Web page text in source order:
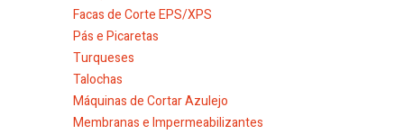
Facas de Corte EPS/XPS
Pás e Picaretas
Turqueses
Talochas
Máquinas de Cortar Azulejo
Membranas e Impermeabilizantes